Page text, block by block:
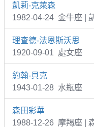
凱莉-克萊森
1982-04-24 金牛座 |
理查德-法恩斯沃思
1920-09-01 處女座
約翰-貝克
1943-01-28 水瓶座
森田彩華
1988-12-26 摩羯座 |